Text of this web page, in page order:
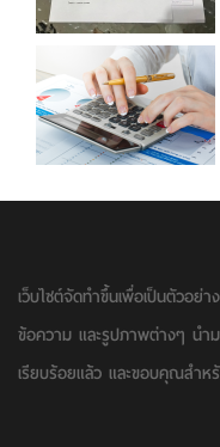
เว็บไซต์จัดทำขึ้นเพื่อเป็นตัวอย่
ข้อความ และรูปภาพต่างๆ นำ
เรียบร้อยแล้ว และขอบคุณสำห